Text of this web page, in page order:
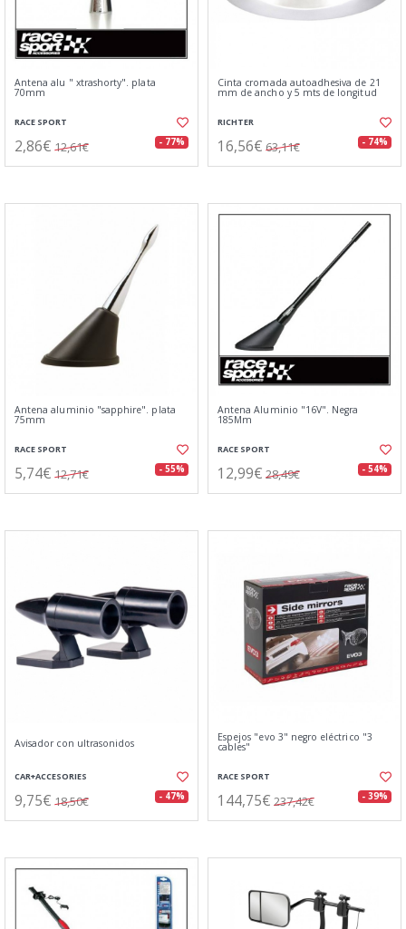
Antena alu " xtrashorty". plata
70mm
RACE SPORT
2,86€ 12,61€ - 77%
Cinta cromada autoadhesiva de 21
mm de ancho y 5 mts de longitud
RICHTER
16,56€ 63,11€ - 74%
Antena aluminio "sapphire". plata
75mm
RACE SPORT
5,74€ 12,71€ - 55%
Antena Aluminio "16V". Negra
185Mm
RACE SPORT
12,99€ 28,49€ - 54%
Avisador con ultrasonidos
CAR+ACCESORIES
9,75€ 18,50€ - 47%
Espejos "evo 3" negro eléctrico "3
cables"
RACE SPORT
144,75€ 237,42€ - 39%